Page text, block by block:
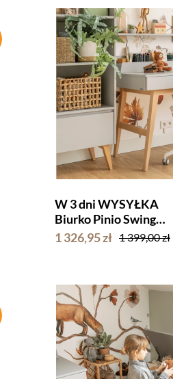
W 3 dni WYSYŁKA
Biurko Pinio Swing
wysokie szare
1 326,95 zł 1 399,00 zł